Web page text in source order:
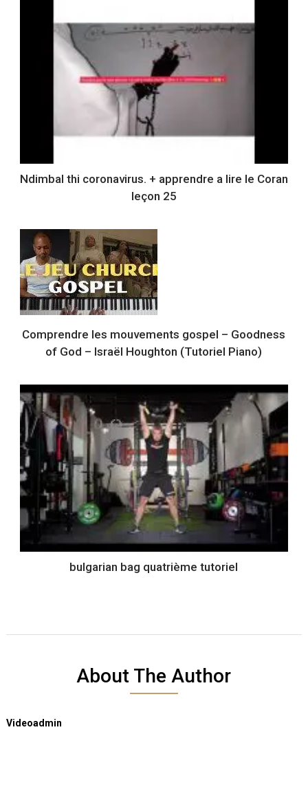
Ndimbal thi coronavirus. + apprendre a lire le Coran
leçon 25
Comprendre les mouvements gospel – Goodness
of God – Israël Houghton (Tutoriel Piano)
bulgarian bag quatrième tutoriel
About The Author
Videoadmin